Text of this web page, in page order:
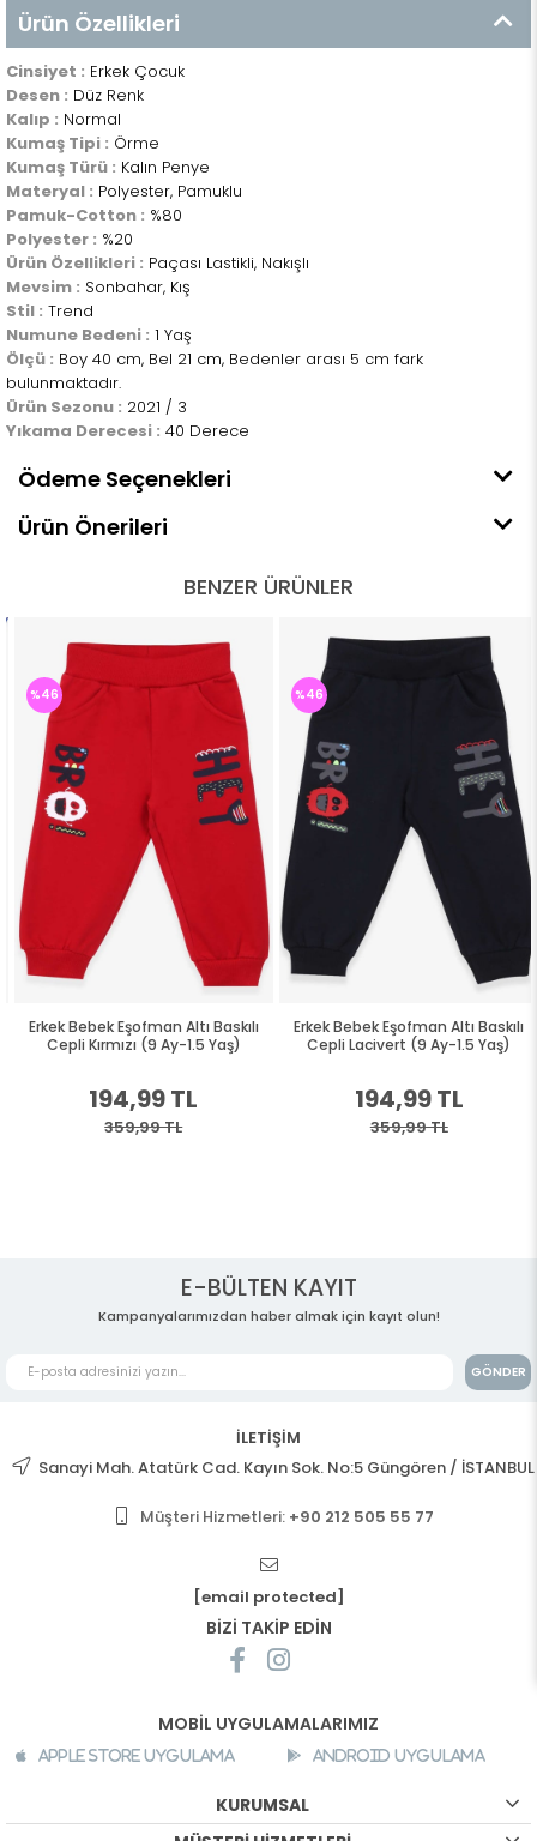
Ürün Özellikleri
Cinsiyet : Erkek Çocuk
Desen : Düz Renk
Kalıp : Normal
Kumaş Tipi : Örme
Kumaş Türü : Kalın Penye
Materyal : Polyester, Pamuklu
Pamuk-Cotton : %80
Polyester : %20
Ürün Özellikleri : Paçası Lastikli, Nakışlı
Mevsim : Sonbahar, Kış
Stil : Trend
Numune Bedeni : 1 Yaş
Ölçü : Boy 40 cm, Bel 21 cm, Bedenler arası 5 cm fark
bulunmaktadır.
Ürün Sezonu : 2021 / 3
Yıkama Derecesi : 40 Derece
Ödeme Seçenekleri
Ürün Önerileri
BENZER ÜRÜNLER
Erkek Bebek Eşofman Altı Baskılı
Cepli Kırmızı (9 Ay-1.5 Yaş)
194,99 TL
359,99 TL
%46
Erkek Bebek Eşofman Altı Baskılı
Cepli Lacivert (9 Ay-1.5 Yaş)
194,99 TL
359,99 TL
%46
E-BÜLTEN KAYIT
Kampanyalarımızdan haber almak için kayıt olun!
GÖNDER
İLETİŞİM
Sanayi Mah. Atatürk Cad. Kayın Sok. No:5 Güngören / İSTANBUL
Müşteri Hizmetleri: +90 212 505 55 77
[email protected]
BİZİ TAKİP EDİN
MOBİL UYGULAMALARIMIZ
Apple Store Uygulama Android Uygulama
KURUMSAL